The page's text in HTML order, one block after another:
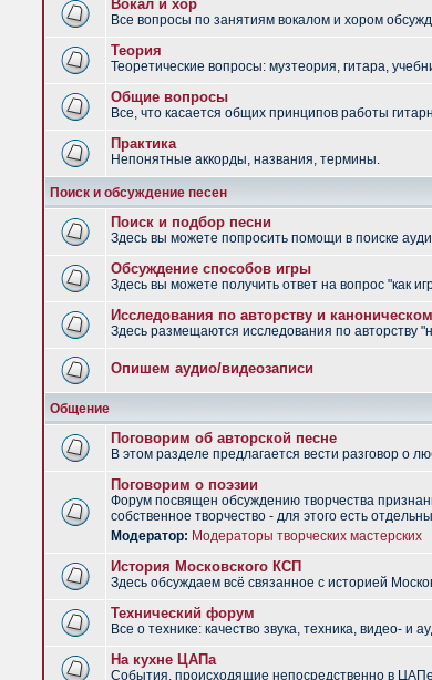
Вокал и хор
Все вопросы по занятиям вокалом и хором
Теория
Теоретические вопросы: музтеория, гитара,
Общие вопросы
Все, что касается общих принципов работы
Практика
Непонятные аккорды, названия, термины.
Поиск и обсуждение песен
Поиск и подбор песни
Здесь вы можете попросить помощи в поиске
Обсуждение способов игры
Здесь вы можете получить ответ на вопрос "как
Исследования по авторству и
Здесь размещаются исследования по авторству
Опишем аудио/видеозаписи
Общение
Поговорим об авторской песне
В этом разделе предлагается вести разговор о
Поговорим о поэзии
Форум посвящен обсуждению творчества
собственное творчество - для этого есть
Модератор: Модераторы творческих мастерских
История Московского КСП
Здесь обсуждаем всё связанное с историей
Технический форум
Все о технике: качество звука, техника, видео- и
На кухне ЦАПа
События, происходящие непосредственно в ЦАПе